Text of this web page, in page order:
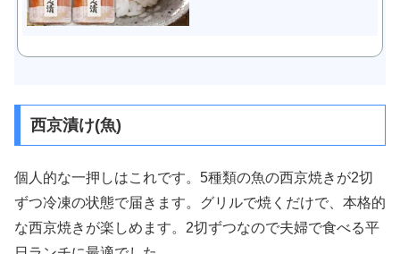
西京漬け(魚)
個人的な一押しはこれです。5種類の魚の西京焼きが2切
ずつ冷凍の状態で届きます。グリルで焼くだけで、本格的
な西京焼きが楽しめます。2切ずつなので夫婦で食べる平